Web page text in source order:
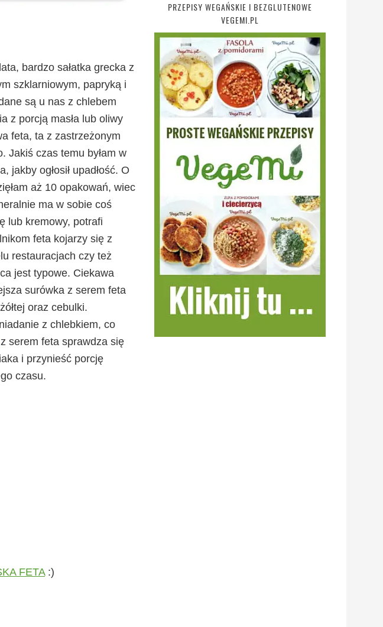
bardzo sałatka grecka z
szklarniowym, papryką i
są u nas z chlebem
z porcją masła lub oliwy
feta, ta z zastrzeżonym
Jakiś czas temu byłam w
ogłosił upadłość. O
aż 10 opakowań, wiec
ma w sobie coś
lub kremowy, potrafi
feta kojarzy się z
restauracjach czy też
jest typowe. Ciekawa
surówka z serem feta
oraz cebulki.
z chlebkiem, co
z serem feta sprawdza się
i przynieść porcję
czasu.
FETA:)
PRZEPISY WEGAŃSKIE I BEZGLUTENOWE
VEGEMI.PL